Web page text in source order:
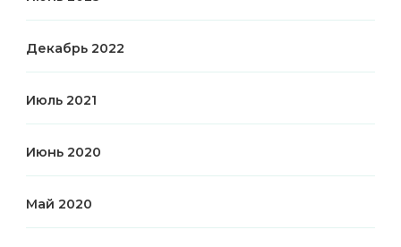
Декабрь 2022
Июль 2021
Июнь 2020
Май 2020